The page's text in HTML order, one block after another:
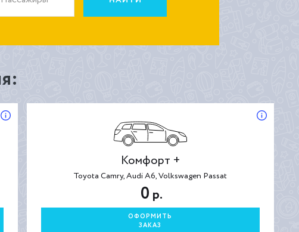
Комфорт +
Toyota Camry, Audi A6, Volkswagen Passat
0 р.
ОФОРМИТЬ
ЗАКАЗ